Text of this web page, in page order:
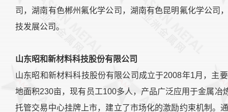
司，湖南有色郴州氟化学公司，湖南有色昆明氟化学公司
技发展公司。
山东昭和新材料科技股份有限公司
山东昭和新材料科技股份有限公司成立于2008年1月，主
地面积230亩，现有员工100多人，产品广泛应用于金属
托管交易中心挂牌上市，建立了市场化的激励约束机制。